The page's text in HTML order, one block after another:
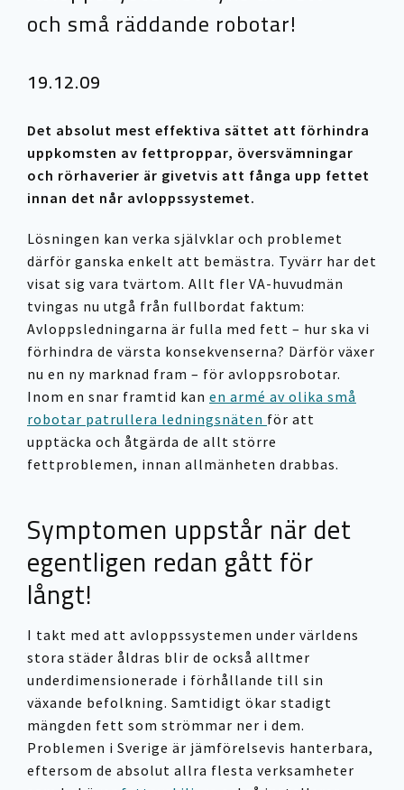
och små räddande robotar!
19.12.09
Det absolut mest effektiva sättet att förhindra
uppkomsten av fettproppar, översvämningar
och rörhaverier är givetvis att fånga upp fettet
innan det når avloppssystemet.
Lösningen kan verka självklar och problemet
därför ganska enkelt att bemästra. Tyvärr har det
visat sig vara tvärtom. Allt fler VA-huvudmän
tvingas nu utgå från fullbordat faktum:
Avloppsledningarna är fulla med fett – hur ska vi
förhindra de värsta konsekvenserna? Därför växer
nu en ny marknad fram – för avloppsrobotar.
Inom en snar framtid kan en armé av olika små
robotar patrullera ledningsnäten för att
upptäcka och åtgärda de allt större
fettproblemen, innan allmänheten drabbas.
Symptomen uppstår när det
egentligen redan gått för
långt!
I takt med att avloppssystemen under världens
stora städer åldras blir de också alltmer
underdimensionerade i förhållande till sin
växande befolkning. Samtidigt ökar stadigt
mängden fett som strömmar ner i dem.
Problemen i Sverige är jämförelsevis hanterbara,
eftersom de absolut allra flesta verksamheter